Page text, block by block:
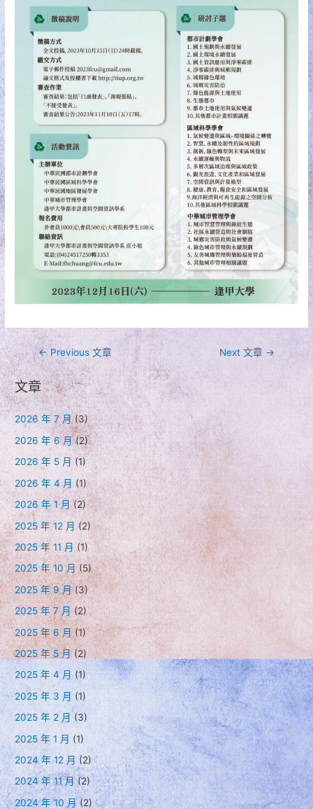
文
章
導
覽
←Previous 文章 Next 文章 →
文章
2026 年 7 月(3)
2026 年 6 月(2)
2026 年 5 月 (1)
2026 年 4 月 (1)
2026 年 1 月(2)
2025 年 12 月 (2)
2025 年 11 月(1)
2025 年 10 月(5)
2025 年 9 月(3)
2025 年 7 月(2)
2025 年 6 月(1)
2025 年 5 月(2)
2025 年 4 月 (1)
2025 年 3 月 (1)
2025 年 2 月 (3)
2025 年 1 月 (1)
2024 年 12 月 (2)
2024 年 11 月(2)
2024 年 10 月(2)